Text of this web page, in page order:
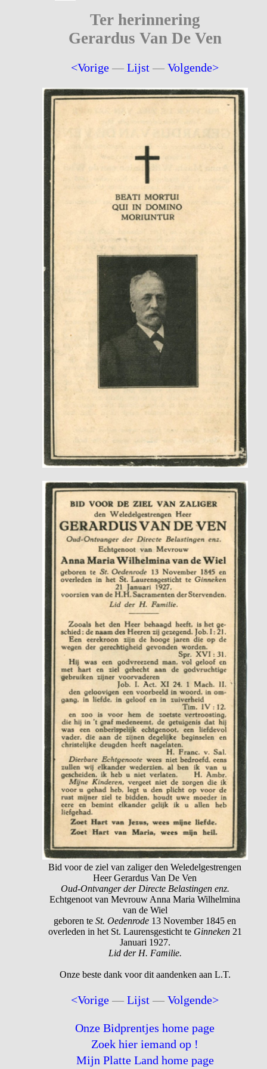
Ter herinnering
Gerardus Van De Ven
<Vorige —Lijst —Volgende>
Bid voor de ziel van zaliger den Weledelgestrengen
Heer Gerardus Van De Ven
Oud-Ontvanger der Directe Belastingen enz.
Echtgenoot van Mevrouw Anna Maria Wilhelmina
van de Wiel
geboren teSt. Oedenrode 13 November 1845 en
overleden in het St. Laurensgesticht te Ginneken21
Januari 1927.
Lid der H. Familie.
Onze beste dank voor dit aandenken aan L.T.
<Vorige —Lijst —Volgende>
Onze Bidprentjes home page
Zoek hier iemand op !
Mijn Platte Land home page